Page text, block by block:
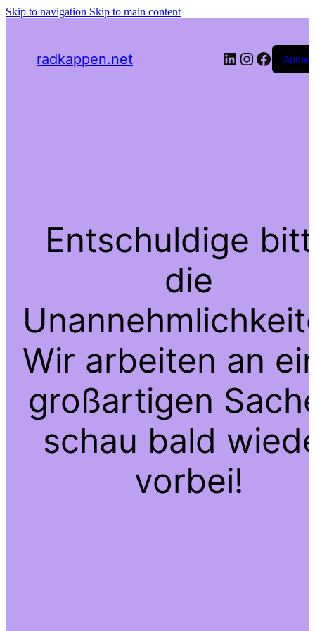
Skip to navigation Skip to main content
radkappen.net
Entschuldige
die
Wir arbeiten an
großartigen
schau bald
vorbei!